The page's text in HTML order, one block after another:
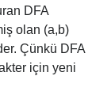
DFA
olan (a,b)
Çünkü DFA
için yeni